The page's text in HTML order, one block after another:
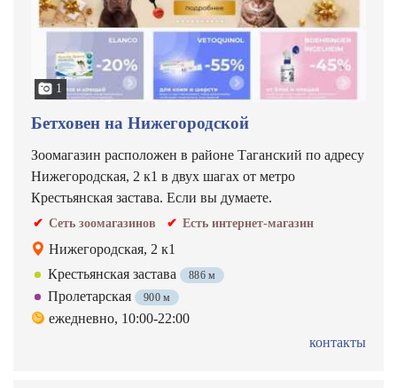
1
Бетховен на Нижегородской
Зоомагазин расположен в районе Таганский по адресу
Нижегородская, 2 к1 в двух шагах от метро
Крестьянская застава. Если вы думаете.
Сеть зоомагазинов Есть интернет-магазин
Нижегородская, 2 к1
Крестьянская застава
886 м
Пролетарская 900 м
ежедневно, 10:00-22:00
контакты